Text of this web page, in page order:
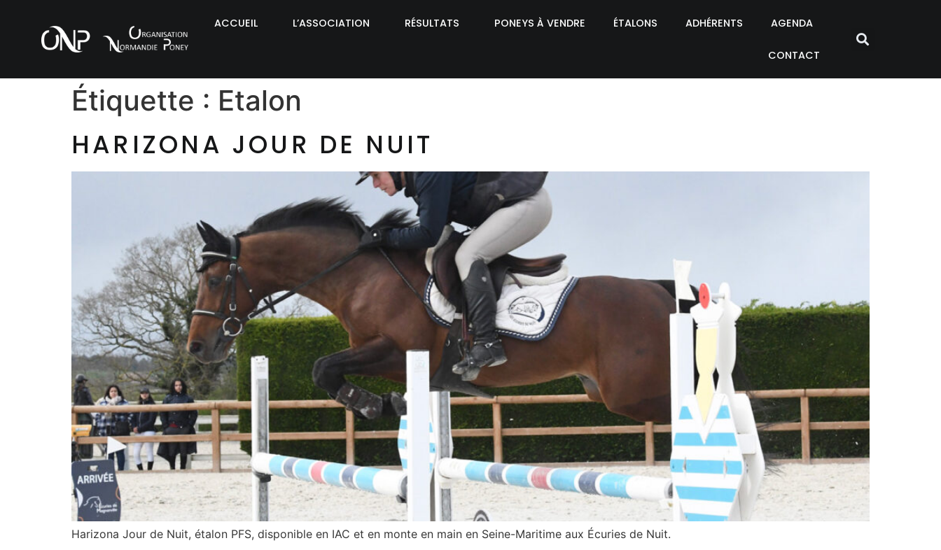
ACCUEIL L’ASSOCIATION RÉSULTATS PONEYS À VENDRE ÉTALONS ADHÉRENTS AGENDA
CONTACT
Étiquette : Etalon
HARIZONA JOUR DE NUIT
Harizona Jour de Nuit, étalon PFS, disponible en IAC et en monte en main en Seine-Maritime aux Écuries de Nuit.